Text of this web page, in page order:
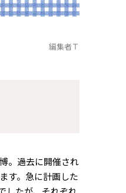
編集者Ｔ
。過去に開催され
す。急に計画した